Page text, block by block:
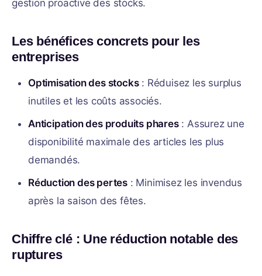
gestion proactive des stocks.
Les bénéfices concrets pour les
entreprises
Optimisation des stocks: Réduisez les surplus
inutiles et les coûts associés.
Anticipation des produits phares: Assurez une
disponibilité maximale des articles les plus
demandés.
Réduction des pertes : Minimisez les invendus
après la saison des fêtes.
Chiffre clé : Une réduction notable des
ruptures